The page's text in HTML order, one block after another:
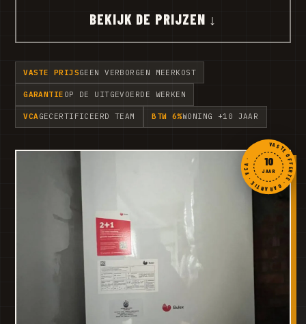
BEKIJK DE PRIJZEN ↓
VASTE PRIJSGEEN VERBORGEN MEERKOST
GARANTIE OP DE UITGEVOERDE WERKEN
VCAGECERTIFICEERD TEAM BTW 6%WONING +10 JAAR
VASTE OFFERTE · GARANTIE · VCA ·
10
JAAR